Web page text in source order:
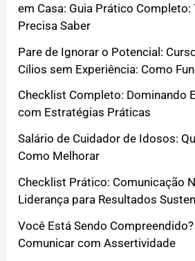
em Casa: Guia Prático Completo:
Precisa Saber
Pare de Ignorar o Potencial:
Cílios sem Experiência: Como
Checklist Completo: Dominando
com Estratégias Práticas
Salário de Cuidador de Idosos:
Como Melhorar
Checklist Prático: Comunicação
Liderança para Resultados
Você Está Sendo
Comunicar com Assertividade